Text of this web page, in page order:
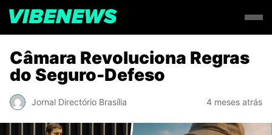
Câmara Revoluciona Regras
do Seguro-Defeso
Jornal Directório Brasília 4 meses atrás